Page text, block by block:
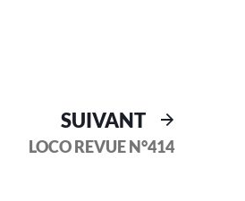
SUIVANT
LOCO REVUE N°414